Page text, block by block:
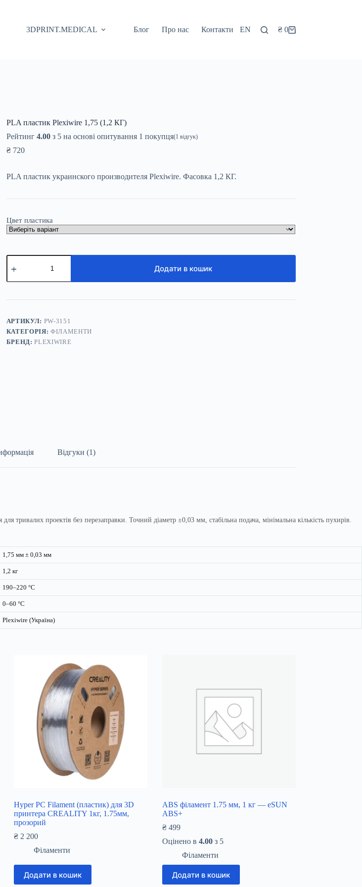
3DPRINT.MEDICAL Блог Про нас Контакти EN Кошик
₴0
PLA пластик Plexiwire 1,75 (1,2 КГ)
Рейтинг 4.00з 5 на основі опитування 1 покупця(1 відгук)
₴720
PLA пластик украинского производителя Plexiwire. Фасовка 1,2 КГ.
Цвет пластика
PLA
пластик
1,75
КГ)
Додати в кошик
АРТИКУЛ: PW-3151
КАТЕГОРІЯ: ФІЛАМЕНТИ
БРЕНД:PLEXIWIRE
Відгуки (1)
проектів без перезаправки. Точний діаметр ±0,03 мм, стабільна подача, мінімальна кількість пухирів.
1,75 мм ± 0,03 мм
1,2 кг
190–220 °C
0–60 °C
Plexiwire (Україна)
Hyper PC Filament (пластик) для 3D
принтера CREALITY 1кг, 1.75мм,
прозорий
₴2 200
Філаменти
Додати в кошик
ABS філамент 1.75 мм, 1 кг — eSUN
ABS+
₴499
Оцінено в 4.00з 5
Філаменти
Додати в кошик